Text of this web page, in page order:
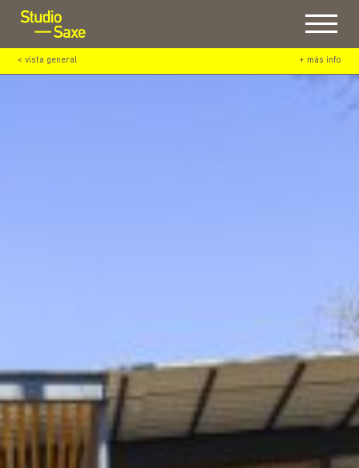
< vista general + más info